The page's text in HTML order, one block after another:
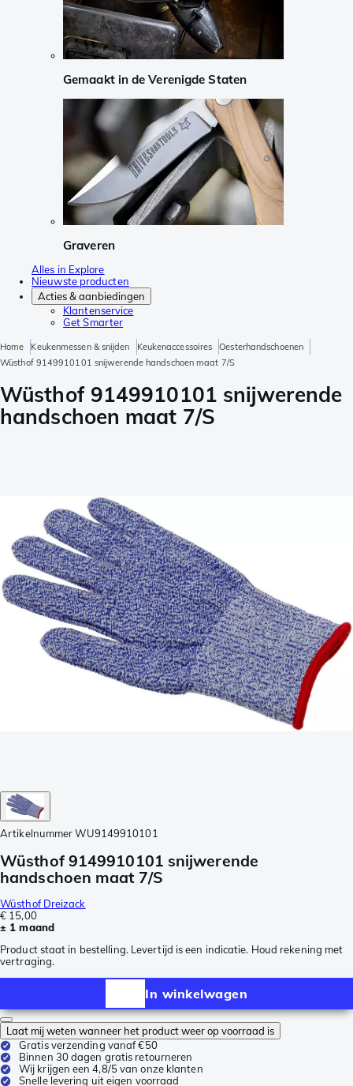
Gemaakt in de Verenigde Staten
Graveren
Alles in Explore
Nieuwste producten
Acties & aanbiedingen
Klantenservice
Get Smarter
Home Keukenmessen & snijden Keukenaccessoires
Oesterhandschoenen
Wüsthof 9149910101 snijwerende handschoen maat 7/S
Wüsthof 9149910101 snijwerende
handschoen maat 7/S
Artikelnummer WU9149910101
Wüsthof 9149910101 snijwerende
handschoen maat 7/S
Wüsthof Dreizack
€ 15,00
± 1 maand
Product staat in bestelling. Levertijd is een indicatie. Houd rekening met
vertraging.
In winkelwagen
Laat mij weten wanneer het product weer op voorraad is
Gratis verzending vanaf €50
Binnen 30 dagen gratis retourneren
Wij krijgen een 4,8/5 van onze klanten
Snelle levering uit eigen voorraad